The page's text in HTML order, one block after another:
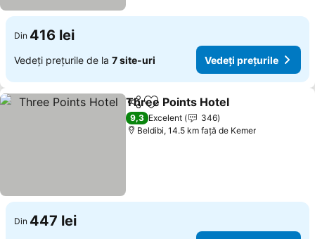
Din 416 lei
Vedeți prețurile de la 7 site-uri Vedeți prețurile
DistribuițiAdăugaţi la favorite
Three Points Hotel
9,3 Excelent
346
Beldibi, 14.5 km faţă de Kemer
Din 447 lei